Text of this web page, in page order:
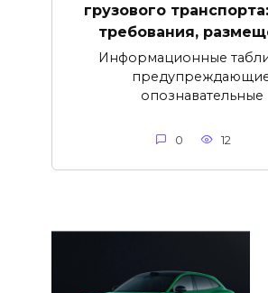
грузового
требования,
Информационные
опознавательные
0 12